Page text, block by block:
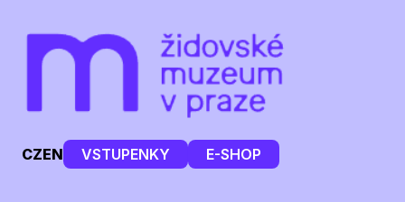
CZEN VSTUPENKY E-SHOP